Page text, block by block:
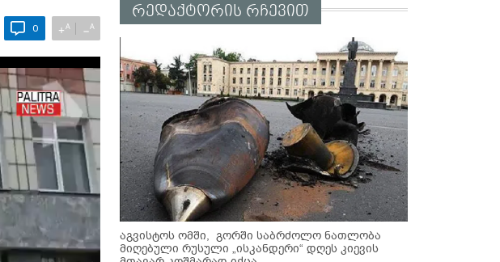
0 +A −A
რედაქტორის რჩევით
აგვისტოს ომში, გორში საბრძოლო ნათლობა
მიღებული რუსული „ისკანდერი“ დღეს კიევის